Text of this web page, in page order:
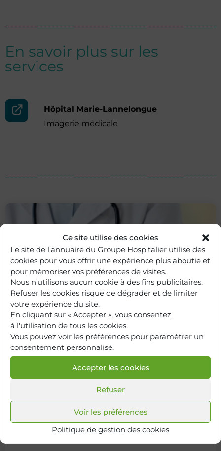
Ce site utilise des cookies
Le site de l'annuaire du Groupe Hospitalier utilise des
cookies pour vous offrir une expérience plus aboutie et
pour mémoriser vos préférences de visites.
Nous n’utilisons aucun cookie à des fins publicitaires.
Refuser les cookies risque de dégrader et de limiter
votre expérience du site.
En cliquant sur « Accepter », vous consentez
à l'utilisation de tous les cookies.
Vous pouvez voir les préférences pour paramétrer un
consentement personnalisé.
Accepter les cookies
Refuser
Voir les préférences
Politique de gestion des cookies
En savoir plus sur les
services
Hôpital Marie-Lannelongue
Imagerie médicale
Retour à
l'annuaire